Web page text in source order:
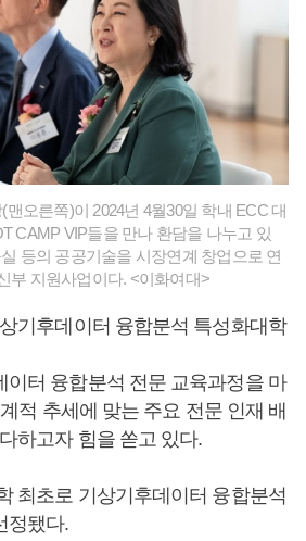
맨오른쪽)이 2024년 4월30일 학내 ECC 대
CAMP VIP들을 만나 환담을 나누고 있
등의 공공기술을 시장연계 창업으로 연
부 지원사업이다. <이화여대>
기후데이터 융합분석 특성화대학
이터 융합분석 전문 교육과정을 마
적 추세에 맞는 주요 전문 인재 배
하고자 힘을 쏟고 있다.
최초로 기상기후데이터 융합분석
정됐다.